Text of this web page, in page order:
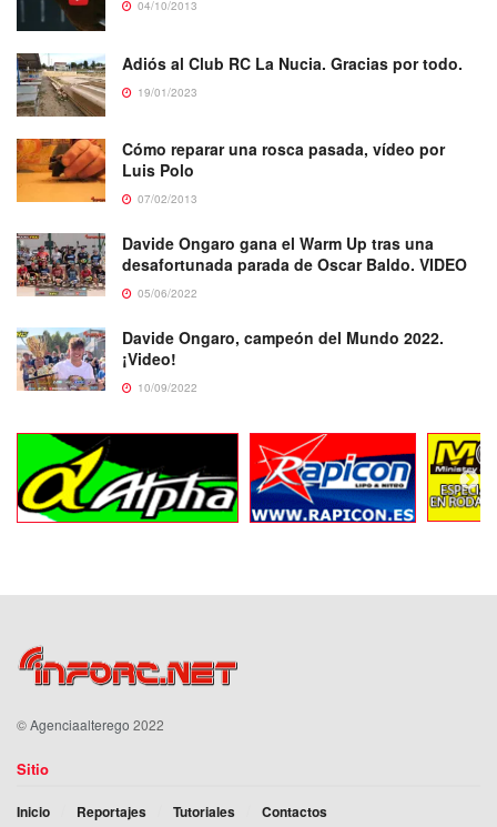
04/10/2013
Adiós al Club RC La Nucia. Gracias por todo.
19/01/2023
Cómo reparar una rosca pasada, vídeo por
Luis Polo
07/02/2013
Davide Ongaro gana el Warm Up tras una
desafortunada parada de Oscar Baldo. VIDEO
05/06/2022
Davide Ongaro, campeón del Mundo 2022.
¡Video!
10/09/2022
©Agenciaalterego 2022
Sitio
Inicio Reportajes Tutoriales Contactos